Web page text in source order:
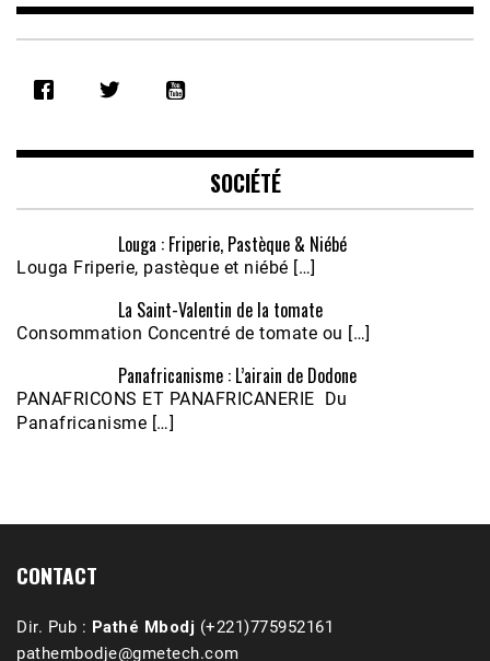
RSS FEED
EMBED
Feb 16, 2021 • 28:08
Écoutez le parcours de Claudiane Kapia
Nobana (Podologue)
Feb 24, 2021 • 28mn
SOCIÉTÉ
Louga : Friperie, Pastèque & Niébé
Louga Friperie, pastèque et niébé […]
La Saint-Valentin de la tomate
Consommation Concentré de tomate ou […]
Panafricanisme : L’airain de Dodone
PANAFRICONS ET PANAFRICANERIE Du
Panafricanisme […]
CONTACT
Dir. Pub : Pathé Mbodj (+221)775952161
pathembodje@gmetech.com